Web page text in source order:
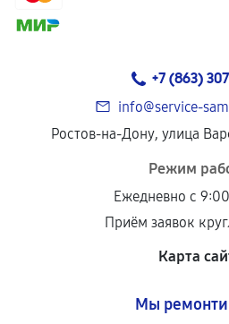
+7 (863)
info@service-
Ростов-на-Дону, улица
Режим
Ежедневно с
Приём заявок
Карта
Мы